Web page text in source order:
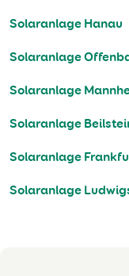
Solaranlage Hanau
Solaranlage
Solaranlage
Solaranlage
Solaranlage
Solaranlage